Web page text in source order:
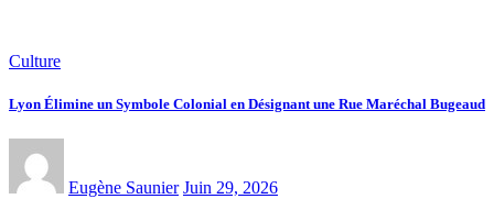
Culture
Lyon Élimine un Symbole Colonial en Désignant une Rue Maréchal Bugeaud
Eugène Saunier Juin 29, 2026